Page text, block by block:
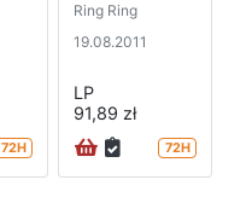
72H
Ring Ring
19.08.2011
LP
91,89 zł
72H